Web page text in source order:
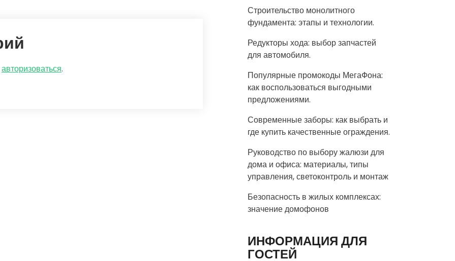
авторизоваться.
Строительство монолитного
фундамента: этапы и технологии.
Редукторы хода: выбор запчастей
для автомобиля.
Популярные промокоды МегаФона:
как воспользоваться выгодными
предложениями.
Современные заборы: как выбрать и
где купить качественные ограждения.
Руководство по выбору жалюзи для
дома и офиса: материалы, типы
управления, светоконтроль и монтаж
Безопасность в жилых комплексах:
значение домофонов
ИНФОРМАЦИЯ ДЛЯ
ГОСТЕЙ